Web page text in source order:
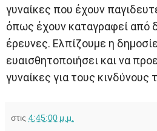
γυναίκες που έχουν
όπως έχουν καταγραφεί από
έρευνες. Ελπίζουμε η
ευαισθητοποιήσει και να
γυναίκες για τους
στις 4:45:00 μ.μ.